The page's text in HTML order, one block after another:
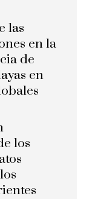
las
en la
de
en
los